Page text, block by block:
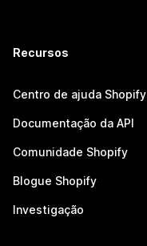
Recursos
Centro de ajuda Shopify
Documentação da API
Comunidade Shopify
Blogue Shopify
Investigação